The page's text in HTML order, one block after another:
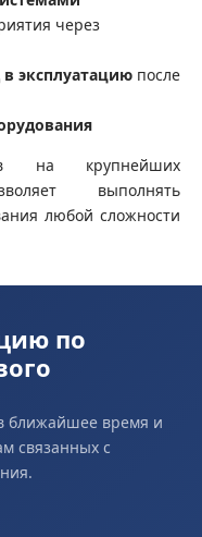
через
эксплуатацию после
на крупнейших
выполнять
любой сложности
по
ближайшее время и
связанных с